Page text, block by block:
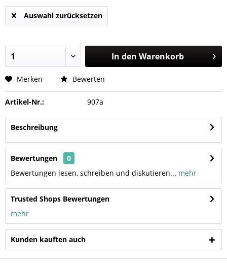
Auswahl zurücksetzen
In den Warenkorb
Merken Bewerten
Artikel-Nr.: 907a
Beschreibung
Bewertungen
0
Bewertungen lesen, schreiben und diskutieren... mehr
Trusted Shops Bewertungen
mehr
Kunden kauften auch